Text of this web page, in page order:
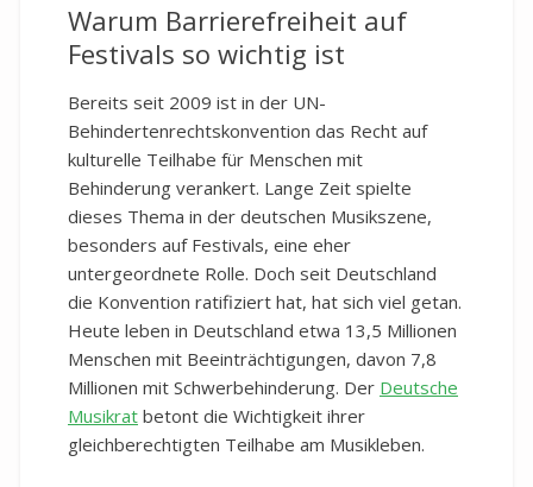
Warum Barrierefreiheit auf
Festivals so wichtig ist
Bereits seit 2009 ist in der UN-
Behindertenrechtskonvention das Recht auf
kulturelle Teilhabe für Menschen mit
Behinderung verankert. Lange Zeit spielte
dieses Thema in der deutschen Musikszene,
besonders auf Festivals, eine eher
untergeordnete Rolle. Doch seit Deutschland
die Konvention ratifiziert hat, hat sich viel getan.
Heute leben in Deutschland etwa 13,5 Millionen
Menschen mit Beeinträchtigungen, davon 7,8
Millionen mit Schwerbehinderung. Der Deutsche
Musikrat betont die Wichtigkeit ihrer
gleichberechtigten Teilhabe am Musikleben.